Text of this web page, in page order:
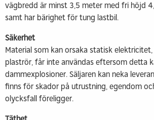
vägbredd är minst 3,5 meter med fri höjd
samt har bärighet för tung lastbil.
Säkerhet
Material som kan orsaka statisk
plaströr, får inte användas eftersom detta
dammexplosioner. Säljaren kan neka
finns för skador på utrustning, egendom
olycksfall föreligger.